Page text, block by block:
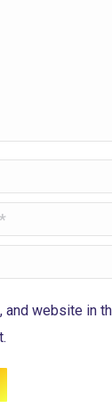
and website in